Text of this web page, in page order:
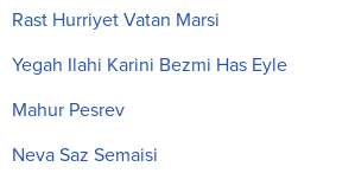
Rast Hurriyet Vatan Marsi
Yegah Ilahi Karini Bezmi Has Eyle
Mahur Pesrev
Neva Saz Semaisi